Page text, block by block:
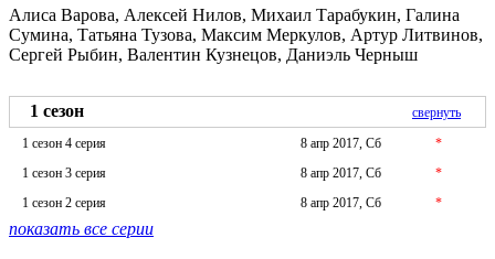
Алиса Варова, Алексей Нилов, Михаил Тарабукин, Галина
Сумина, Татьяна Тузова, Максим Меркулов, Артур Литвинов,
Сергей Рыбин, Валентин Кузнецов, Даниэль Черныш
1 сезон
свернуть
1 сезон 4 серия
8 апр 2017, Сб
*
1 сезон 3 серия
8 апр 2017, Сб
*
1 сезон 2 серия
8 апр 2017, Сб *
показать все серии